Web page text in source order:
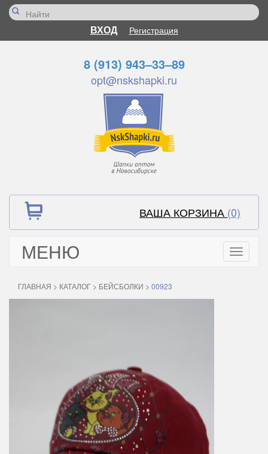
ВХОД Регистрация
8 (913) 943–33–89
opt@nskshapki.ru
ВАША КОРЗИНА (0)
МЕНЮ
Toggle
ГЛАВНАЯ > КАТАЛОГ > БЕЙСБОЛКИ > 00923